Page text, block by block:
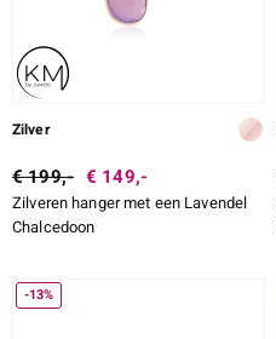
Zilver
€ 199,- € 149,-
Zilveren hanger met een Lavendel
Chalcedoon
-13%